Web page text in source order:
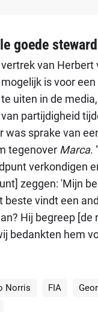
goede steward
van
is voor
uiten in de
partijdigheid
was sprake van
tegenover Marca.
verkondigen
zeggen: 'Mijn
beste vindt een
Hij begreep
bedankten hem
Norris FIA